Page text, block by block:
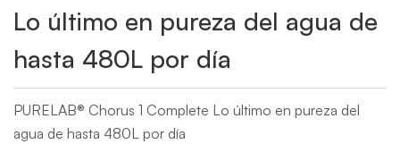
Lo último en pureza del agua de
hasta 480L por día
PURELAB® Chorus 1 Complete Lo último en pureza del
agua de hasta 480L por día